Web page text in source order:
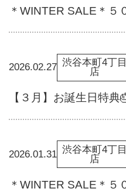
＊WINTER SALE＊５
2026.02.27 渋谷本町4丁目
店
【３月】お誕生日特典
2026.01.31 渋谷本町4丁目
店
＊WINTER SALE＊５